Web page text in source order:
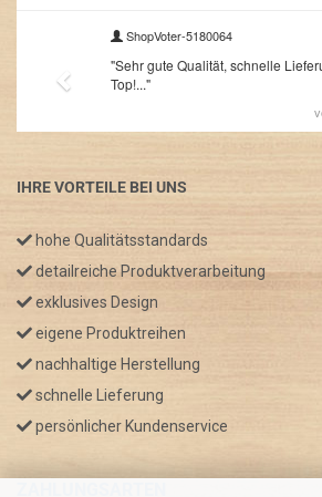
IHRE VORTEILE BEI UNS
hohe Qualitätsstandards
detailreiche Produktverarbeitung
exklusives Design
eigene Produktreihen
nachhaltige Herstellung
schnelle Lieferung
persönlicher Kundenservice